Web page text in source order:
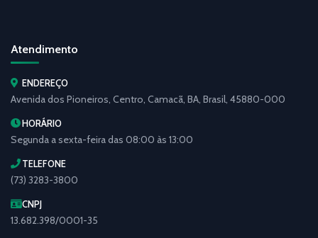
Atendimento
ENDEREÇO
Avenida dos Pioneiros, Centro, Camacã, BA, Brasil, 45880-000
HORÁRIO
Segunda a sexta-feira das 08:00 às 13:00
TELEFONE
(73) 3283-3800
CNPJ
13.682.398/0001-35